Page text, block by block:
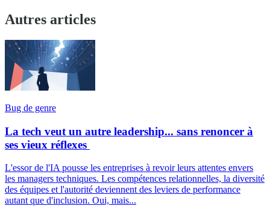
Autres articles
Bug de genre
La tech veut un autre leadership... sans renoncer à
ses vieux réflexes
L'essor de l'IA pousse les entreprises à revoir leurs attentes envers
les managers techniques. Les compétences relationnelles, la diversité
des équipes et l'autorité deviennent des leviers de performance
autant que d'inclusion. Oui, mais...